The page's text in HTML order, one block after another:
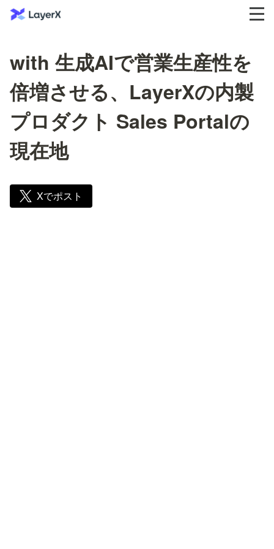
with 生成AIで営業生産性を
倍増させる、LayerXの内製
プロダクト Sales Portalの
現在地
Xでポスト